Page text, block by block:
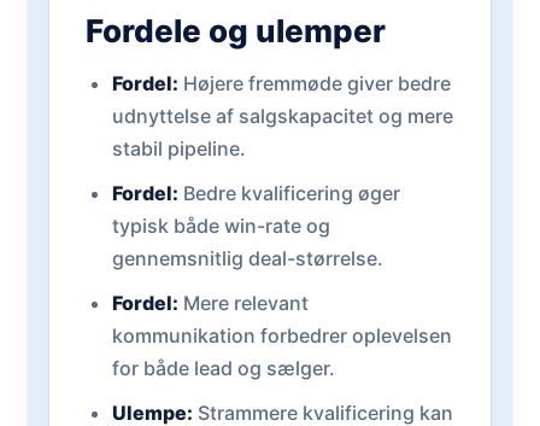
Fordele og ulemper
Fordel: Højere fremmøde giver bedre
udnyttelse af salgskapacitet og mere
stabil pipeline.
Fordel: Bedre kvalificering øger
typisk både win-rate og
gennemsnitlig deal-størrelse.
Fordel: Mere relevant
kommunikation forbedrer oplevelsen
for både lead og sælger.
Ulempe: Strammere kvalificering kan